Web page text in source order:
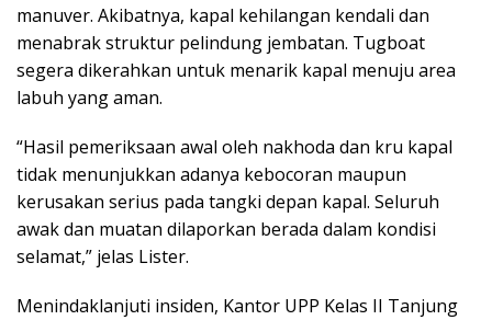
manuver. Akibatnya, kapal kehilangan kendali dan
menabrak struktur pelindung jembatan. Tugboat
segera dikerahkan untuk menarik kapal menuju area
labuh yang aman.
“Hasil pemeriksaan awal oleh nakhoda dan kru kapal
tidak menunjukkan adanya kebocoran maupun
kerusakan serius pada tangki depan kapal. Seluruh
awak dan muatan dilaporkan berada dalam kondisi
selamat,” jelas Lister.
Menindaklanjuti insiden, Kantor UPP Kelas II Tanjung